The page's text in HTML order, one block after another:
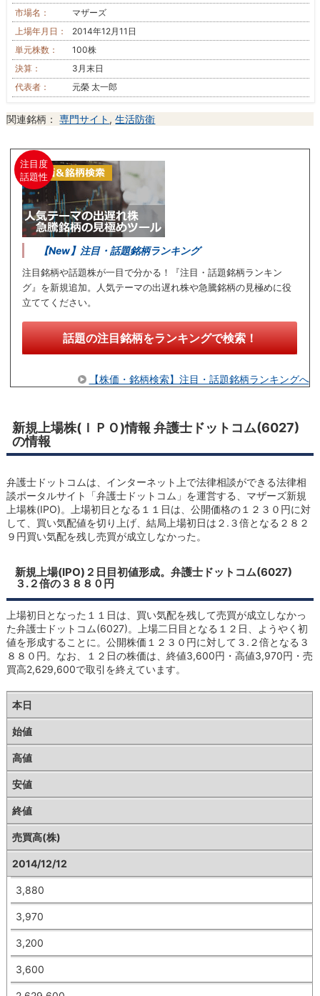
市場名：
マザーズ
上場年月日：
2014年12月11日
単元株数：
100株
決算：
3月末日
代表者：
元榮 太一郎
関連銘柄：専門サイト ,生活防衛
注目度
話題性
【New】注目・話題銘柄ランキング
注目銘柄や話題株が一目で分かる！『注目・話題銘柄ランキン
グ』を新規追加。人気テーマの出遅れ株や急騰銘柄の見極めに役
立ててください。
話題の注目銘柄をランキングで検索！
【株価・銘柄検索】注目・話題銘柄ランキングへ
新規上場株(ＩＰＯ)情報 弁護士ドットコム(6027)
の情報
弁護士ドットコムは、インターネット上で法律相談ができる法律相
談ポータルサイト「弁護士ドットコム」を運営する、マザーズ新規
上場株(IPO)。上場初日となる１１日は、公開価格の１２３０円に対
して、買い気配値を切り上げ、結局上場初日は２.３倍となる２８２
９円買い気配を残し売買が成立しなかった。
新規上場(IPO)２日目初値形成。弁護士ドットコム(6027)
３.２倍の３８８０円
上場初日となった１１日は、買い気配を残して売買が成立しなかっ
た弁護士ドットコム(6027)。上場二日目となる１２日、ようやく初
値を形成することに。公開株価１２３０円に対して３.２倍となる３
８８０円。なお、１２日の株価は、終値3,600円・高値3,970円・売
買高2,629,600で取引を終えています。
本日
始値
高値
安値
終値
売買高(株)
2014/12/12
3,880
3,970
3,200
3,600